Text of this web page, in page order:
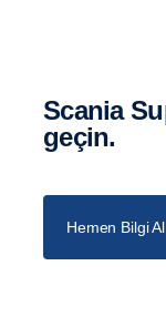
Scania Super hakkında daha fazla bilgi almak için Yetkili Satıcılar ile iletişime
geçin.
Hemen Bilgi Al